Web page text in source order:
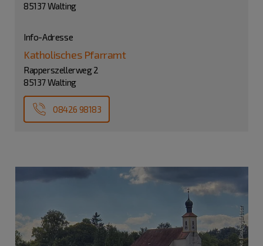
85137 Walting
Info-Adresse
Katholisches Pfarramt
Rapperszellerweg 2
85137 Walting
08426 98183